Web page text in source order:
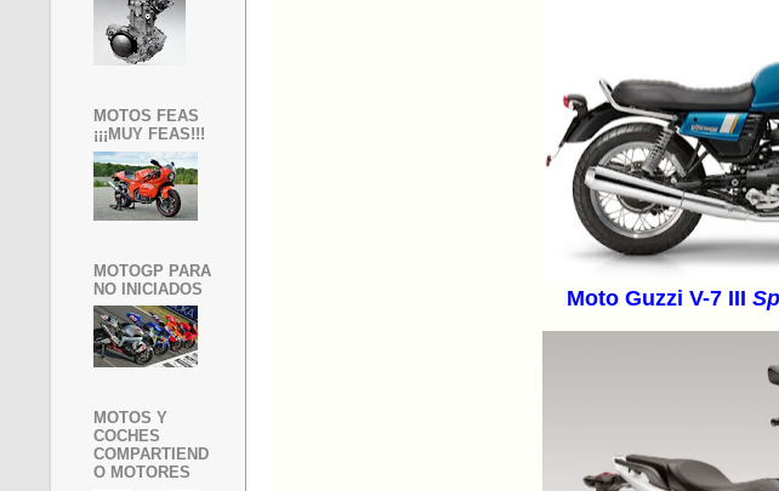
Moto Guzzi V-7 III
MOTOS FEAS
¡¡¡MUY FEAS!!!
MOTOGP PARA
NO INICIADOS
MOTOS Y
COCHES
COMPARTIEND
O MOTORES